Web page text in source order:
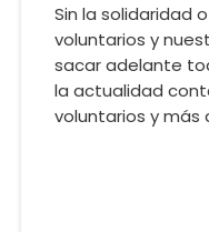
Sin la solidaridad
voluntarios y
sacar adelante
la actualidad
voluntarios y más